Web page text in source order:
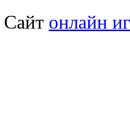
Сайт онлайн